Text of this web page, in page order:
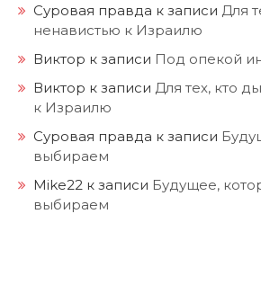
Суровая правда к записи Для
ненавистью к Израилю
Виктор к записи Под опекой
Виктор к записи Для тех, кто
к Израилю
Суровая правда к записи
выбираем
Mike22 к записи Будущее,
выбираем